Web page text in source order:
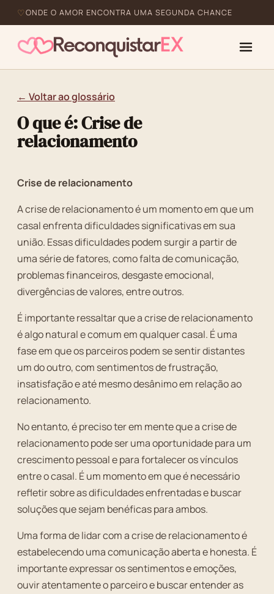
ONDE O AMOR ENCONTRA UMA SEGUNDA CHANCE
← Voltar ao glossário
O que é: Crise de
relacionamento
Crise de relacionamento
A crise de relacionamento é um momento em que um
casal enfrenta dificuldades significativas em sua
união. Essas dificuldades podem surgir a partir de
uma série de fatores, como falta de comunicação,
problemas financeiros, desgaste emocional,
divergências de valores, entre outros.
É importante ressaltar que a crise de relacionamento
é algo natural e comum em qualquer casal. É uma
fase em que os parceiros podem se sentir distantes
um do outro, com sentimentos de frustração,
insatisfação e até mesmo desânimo em relação ao
relacionamento.
No entanto, é preciso ter em mente que a crise de
relacionamento pode ser uma oportunidade para um
crescimento pessoal e para fortalecer os vínculos
entre o casal. É um momento em que é necessário
refletir sobre as dificuldades enfrentadas e buscar
soluções que sejam benéficas para ambos.
Uma forma de lidar com a crise de relacionamento é
estabelecendo uma comunicação aberta e honesta. É
importante expressar os sentimentos e emoções,
ouvir atentamente o parceiro e buscar entender as